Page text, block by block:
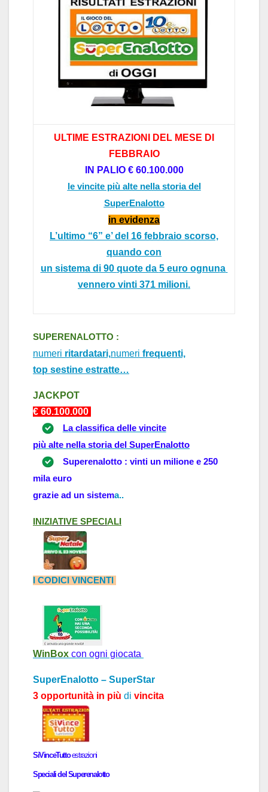
ULTIME ESTRAZIONI DEL MESE DI
FEBBRAIO
IN PALIO € 60.100.000
le vincite più alte nella storia del
SuperEnalotto
in evidenza
L’ultimo “6” e’ del 16 febbraio scorso,
quando con
un sistema di 90 quote da 5 euro ognuna
vennero vinti 371 milioni.
SUPERENALOTTO :
numeri ritardatari,numeri frequenti,
top sestine estratte…
JACKPOT
€ 60.100.000
La classifica delle vincite
più alte nella storia del SuperEnalotto
Superenalotto : vinti un milione e 250
mila euro
grazie ad un sistema..
INIZI ATIVE SPECI ALI
I CODICI VINCENTI
WinBox con ogni giocata
SuperEnalotto – SuperStar
3 opportunità in più di vincita
SiVinceTuttoestrazioni
Speciali del Superenalotto